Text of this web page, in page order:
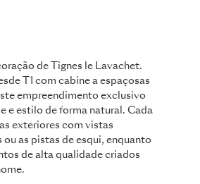
de Tignes le Lavachet.
T1 com cabine a espaçosas
empreendimento exclusivo
e estilo de forma natural. Cada
exteriores com vistas
as pistas de esqui, enquanto
de alta qualidade criados